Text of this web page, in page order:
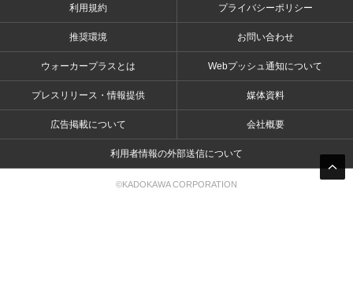
利用規約 プライバシーポリシー
推奨環境 お問い合わせ
ウォーカープラスとは Webプッシュ通知について
プレスリリース・情報提供 媒体資料
広告掲載について 会社概要
利用者情報の外部送信について
©KADOKAWA CORPORATION